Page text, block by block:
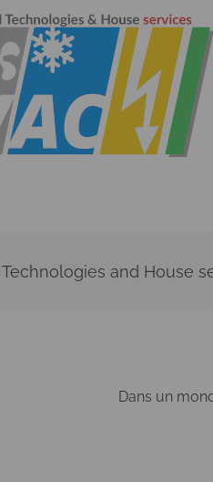
and House
Dans un